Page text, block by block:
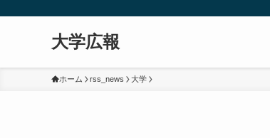
大学広報
ホーム rss_news 大学